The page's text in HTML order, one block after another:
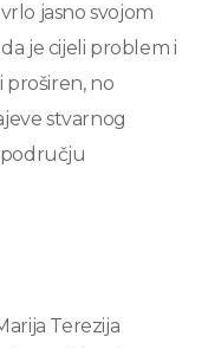
vrlo jasno svojom
je cijeli problem i
no
stvarnog
području
Terezija